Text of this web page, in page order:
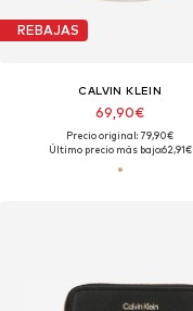
REBAJAS
CALVIN KLEIN
69,90€
Precio original: 79,90€
Último precio más bajo:62,91€